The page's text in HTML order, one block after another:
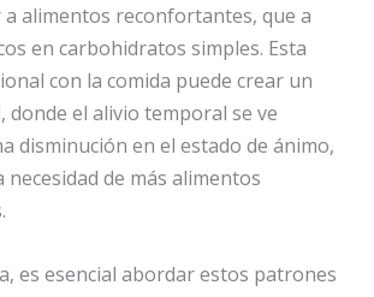
alimentos reconfortantes, que a
en carbohidratos simples. Esta
con la comida puede crear un
donde el alivio temporal se ve
disminución en el estado de ánimo,
de más alimentos
es esencial abordar estos patrones